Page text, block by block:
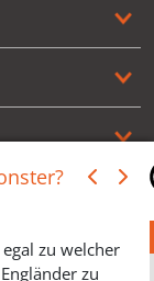
zu welcher
zu